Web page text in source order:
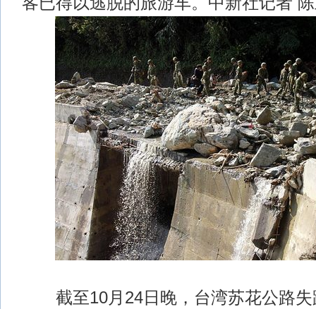
截至10月24日晚，台湾苏花公路失